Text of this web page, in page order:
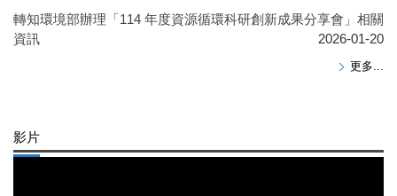
轉知環境部辦理「114 年度資源循環科研創新成果分享會」相關
資訊
2026-01-20
更多...
影片